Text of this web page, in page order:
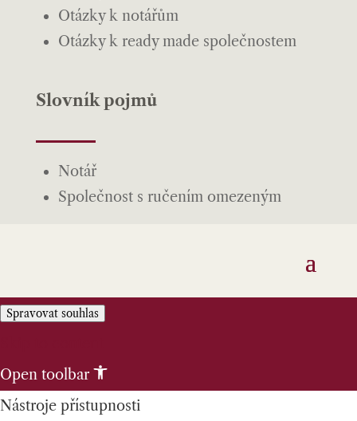
Otázky k notářům
Otázky k ready made společnostem
Slovník pojmů
Notář
Společnost s ručením omezeným
Spravovat souhlas
Open toolbar
Nástroje přístupnosti